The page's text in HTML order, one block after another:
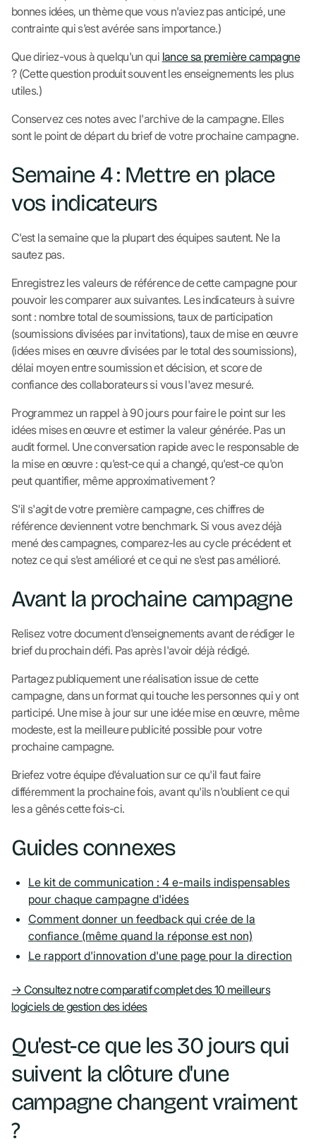
bonnes idées, un thème que vous n'aviez pas anticipé, une
contrainte qui s'est avérée sans importance.)
Que diriez-vous à quelqu'un qui lance sa première campagne
? (Cette question produit souvent les enseignements les plus
utiles.)
Conservez ces notes avec l'archive de la campagne. Elles
sont le point de départ du brief de votre prochaine campagne.
Semaine 4 : Mettre en place
vos indicateurs
C'est la semaine que la plupart des équipes sautent. Ne la
sautez pas.
Enregistrez les valeurs de référence de cette campagne pour
pouvoir les comparer aux suivantes. Les indicateurs à suivre
sont : nombre total de soumissions, taux de participation
(soumissions divisées par invitations), taux de mise en œuvre
(idées mises en œuvre divisées par le total des soumissions),
délai moyen entre soumission et décision, et score de
confiance des collaborateurs si vous l'avez mesuré.
Programmez un rappel à 90 jours pour faire le point sur les
idées mises en œuvre et estimer la valeur générée. Pas un
audit formel. Une conversation rapide avec le responsable de
la mise en œuvre : qu'est-ce qui a changé, qu'est-ce qu'on
peut quantifier, même approximativement ?
S'il s'agit de votre première campagne, ces chiffres de
référence deviennent votre benchmark. Si vous avez déjà
mené des campagnes, comparez-les au cycle précédent et
notez ce qui s'est amélioré et ce qui ne s'est pas amélioré.
Avant la prochaine campagne
Relisez votre document d'enseignements avant de rédiger le
brief du prochain défi. Pas après l'avoir déjà rédigé.
Partagez publiquement une réalisation issue de cette
campagne, dans un format qui touche les personnes qui y ont
participé. Une mise à jour sur une idée mise en œuvre, même
modeste, est la meilleure publicité possible pour votre
prochaine campagne.
Briefez votre équipe d'évaluation sur ce qu'il faut faire
différemment la prochaine fois, avant qu'ils n'oublient ce qui
les a gênés cette fois-ci.
Guides connexes
Le kit de communication : 4 e-mails indispensables
pour chaque campagne d'idées
Comment donner un feedback qui crée de la
confiance (même quand la réponse est non)
Le rapport d'innovation d'une page pour la direction
→ Consultez notre comparatif complet des 10 meilleurs
logiciels de gestion des idées
Qu'est-ce que les 30 jours qui
suivent la clôture d'une
campagne changent vraiment
?